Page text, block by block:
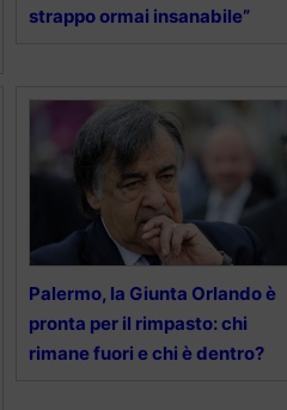
strappo ormai insanabile”
Palermo, la Giunta Orlando è
pronta per il rimpasto: chi
rimane fuori e chi è dentro?